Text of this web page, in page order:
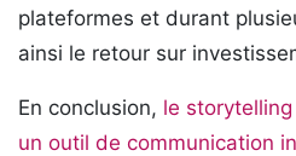
plateformes et durant
ainsi le retour sur
En conclusion, le storytelling
un outil de communication